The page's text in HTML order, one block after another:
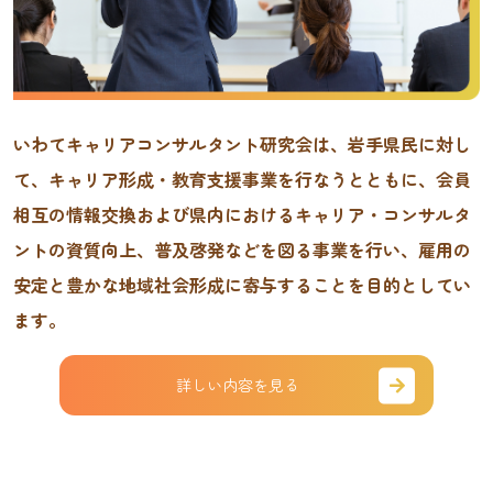
いわてキャリアコンサルタント研究会は、岩手県民に対し
て、キャリア形成・教育支援事業を行なうとともに、会員
相互の情報交換および県内におけるキャリア・コンサルタ
ントの資質向上、普及啓発などを図る事業を行い、雇用の
安定と豊かな地域社会形成に寄与することを目的としてい
ます。
詳しい内容を見る